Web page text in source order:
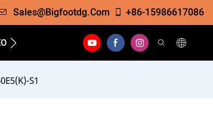
Sales@bigfootdg.com +86-15986617086
FAQS CONTACTER
S1